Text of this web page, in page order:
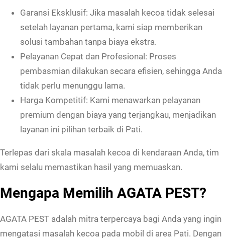
Garansi Eksklusif: Jika masalah kecoa tidak selesai
setelah layanan pertama, kami siap memberikan
solusi tambahan tanpa biaya ekstra.
Pelayanan Cepat dan Profesional: Proses
pembasmian dilakukan secara efisien, sehingga Anda
tidak perlu menunggu lama.
Harga Kompetitif: Kami menawarkan pelayanan
premium dengan biaya yang terjangkau, menjadikan
layanan ini pilihan terbaik di Pati.
Terlepas dari skala masalah kecoa di kendaraan Anda, tim
kami selalu memastikan hasil yang memuaskan.
Mengapa Memilih AGATA PEST?
AGATA PEST adalah mitra terpercaya bagi Anda yang ingin
mengatasi masalah kecoa pada mobil di area Pati. Dengan